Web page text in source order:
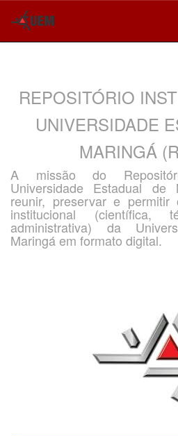
REPOSITÓRIO
UNIVERSIDADE
MARINGÁ
A missão do
Universidade Estadual de
reunir, preservar e
institucional (científica,
administrativa) da
Maringá em formato digital.